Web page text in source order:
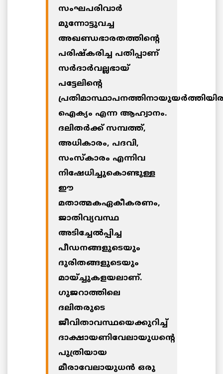
സംഘപരിവാര്‍
മുന്നോട്ടുവച്ച
അഖണ്ഡഭാരതത്തിന്റെ
പരിഷ്‌കരിച്ച പതിപ്പാണ്
സര്‍ദാര്‍വല്ലഭായ്
പട്ടേലിന്റെ
ഐക്യം എന്ന ആഹ്വാനം.
ദലിതര്‍ക്ക് സമ്പത്ത്,
അധികാരം, പദവി,
സംസ്‌കാരം എന്നിവ
നിഷേധിച്ചുകൊണ്ടുള്ള
ഈ
മതാത്മകഏകീകരണം,
ജാതിവ്യവസ്ഥ
അടിച്ചേല്‍പ്പിച്ച
പീഡനങ്ങളുടെയും
ദുരിതങ്ങളുടെയും
മായ്ച്ചുകളയലാണ്.
ഗുജറാത്തിലെ
ദലിതരുടെ
ജീവിതാവസ്ഥയെക്കുറിച്ച്
ദാക്ഷായണിവേലായുധന്റെ
പുത്രിയായ
മീരാവേലായുധന്‍ ഒരു